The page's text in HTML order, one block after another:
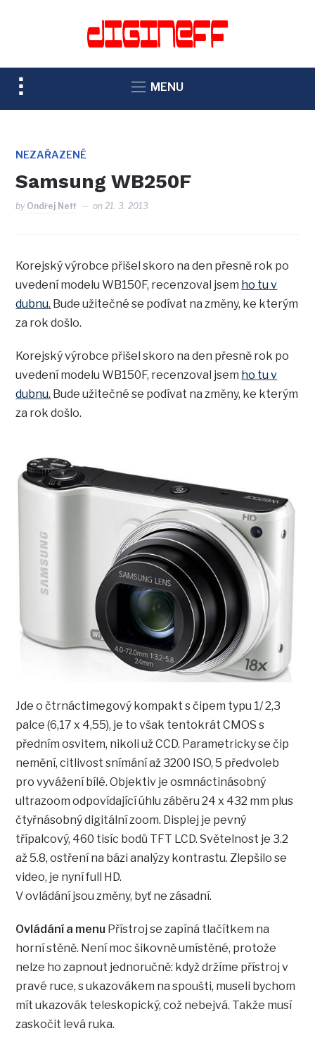
TOGGLE
SIDEBAR
NAVIGATION
MENU
NEZAŘAZENÉ
Samsung WB250F
by Ondřej Neff on21. 3. 2013
Korejský výrobce přišel skoro na den přesně rok po
uvedení modelu WB150F, recenzoval jsem ho tu v
dubnu. Bude užitečné se podívat na změny, ke kterým
za rok došlo.
Korejský výrobce přišel skoro na den přesně rok po
uvedení modelu WB150F, recenzoval jsem ho tu v
dubnu. Bude užitečné se podívat na změny, ke kterým
za rok došlo.
Jde o čtrnáctimegový kompakt s čipem typu 1/ 2,3
palce (6,17 x 4,55), je to však tentokrát CMOS s
předním osvitem, nikoli už CCD. Parametricky se čip
nemění, citlivost snímání až 3200 ISO, 5 předvoleb
pro vyvážení bílé. Objektiv je osmnáctinásobný
ultrazoom odpovídající úhlu záběru 24 x 432 mm plus
čtyřnásobný digitální zoom. Displej je pevný
třípalcový, 460 tisíc bodů TFT LCD. Světelnost je 3.2
až 5.8, ostření na bázi analýzy kontrastu. Zlepšilo se
video, je nyní full HD.
V ovládání jsou změny, byť ne zásadní.
Ovládání a menu Přístroj se zapíná tlačítkem na
horní stěně. Není moc šikovně umístěné, protože
nelze ho zapnout jednoručně: když držíme přístroj v
pravé ruce, s ukazovákem na spoušti, museli bychom
mít ukazovák teleskopický, což nebejvá. Takže musí
zaskočit levá ruka.